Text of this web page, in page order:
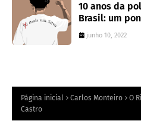
10 anos da
Brasil: um
colonialidade
junho 10, 2022
Página inicial Carlos Monteiro
O
Castro